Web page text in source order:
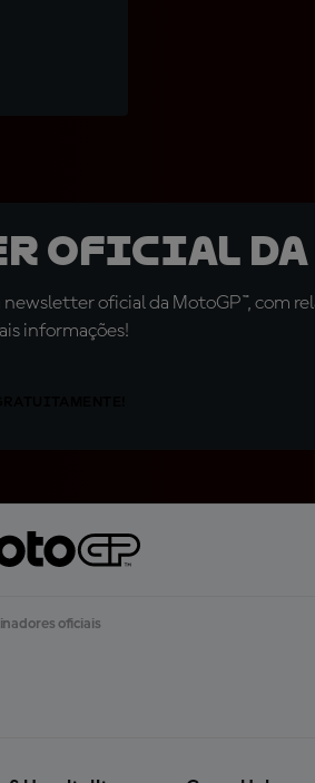
oficial da
oficial da MotoGP™, com
informações!
oficiais